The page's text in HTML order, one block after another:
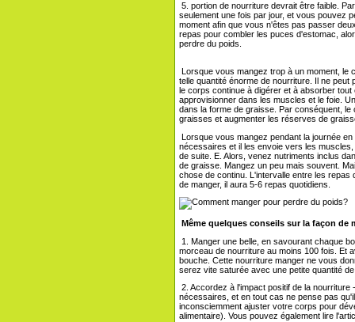
5. portion de nourriture devrait être faible.
seulement une fois par jour, et vous pouvez
moment afin que vous n'êtes pas passer
repas pour combler les puces d'estomac,
perdre du poids.
Lorsque vous mangez trop à un moment, le
telle quantité énorme de nourriture. Il ne
le corps continue à digérer et à absorber
approvisionner dans les muscles et le foie.
dans la forme de graisse. Par conséquent,
graisses et augmenter les réserves de
Lorsque vous mangez pendant la journée
nécessaires et il les envoie vers les
de suite. E. Alors, venez nutriments inclus
de graisse. Mangez un peu mais souvent.
chose de continu. L'intervalle entre les
de manger, il aura 5-6 repas quotidiens.
Même quelques conseils sur la façon de
1. Manger une belle, en savourant chaque
morceau de nourriture au moins 100 fois. Et
bouche. Cette nourriture manger ne vous
serez vite saturée avec une petite quantité
2. Accordez à l'impact positif de la
nécessaires, et en tout cas ne pense pas
inconsciemment ajuster votre corps pour
alimentaire). Vous pouvez également lire